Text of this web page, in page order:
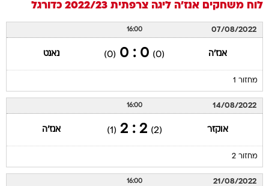
לוח משחקים אנז'ה ליגה צרפתית 2022/23 כדורגל
07/08/2022
16:00
אנז'ה (0)
0 : 0
(0) נאנט
מחזור 1
14/08/2022
16:00
אוקזר (2)
2 : 2
(1) אנז'ה
מחזור 2
21/08/2022
16:00